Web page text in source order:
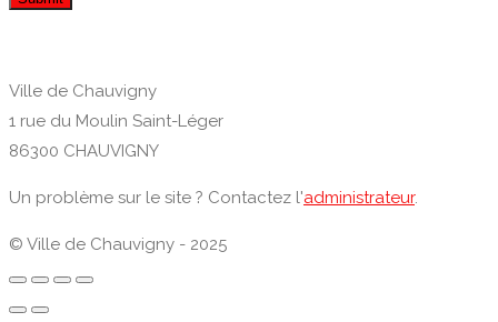
Ville de Chauvigny
1 rue du Moulin Saint-Léger
86300 CHAUVIGNY
Un problème sur le site ? Contactez l'administrateur.
© Ville de Chauvigny - 2025